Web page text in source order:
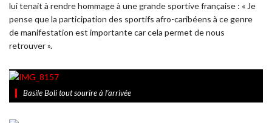
lui tenait à rendre hommage à une grande sportive française : « Je
pense que la participation des sportifs afro-caribéens à ce genre
de manifestation est importante car cela permet de nous
retrouver ».
Basile Boli tout sourire à l’arrivée